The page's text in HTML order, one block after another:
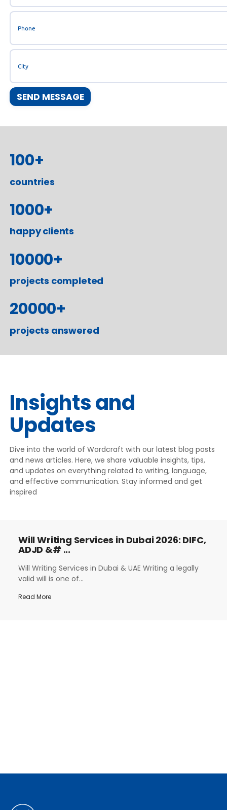
100+
countries
1000+
happy clients
10000+
projects completed
20000+
projects answered
Insights and
Updates
Dive into the world of Wordcraft with our latest blog posts
and news articles. Here, we share valuable insights, tips,
and updates on everything related to writing, language,
and effective communication. Stay informed and get
inspired
Will Writing Services in Dubai 2026: DIFC,
ADJD &# ...
Will Writing Services in Dubai & UAE Writing a legally
valid will is one of...
Read More